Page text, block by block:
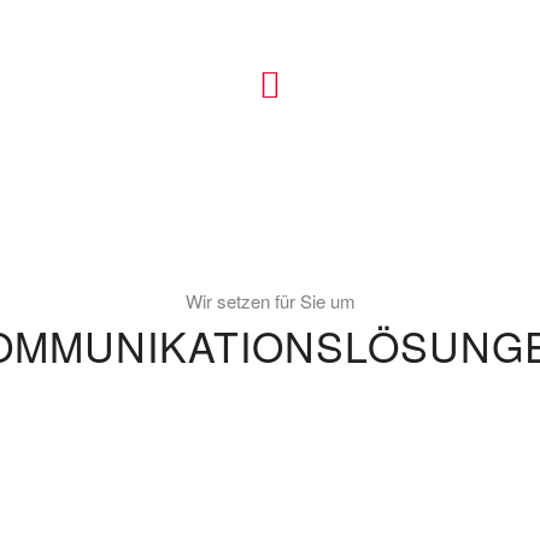
Wir setzen für Sie um